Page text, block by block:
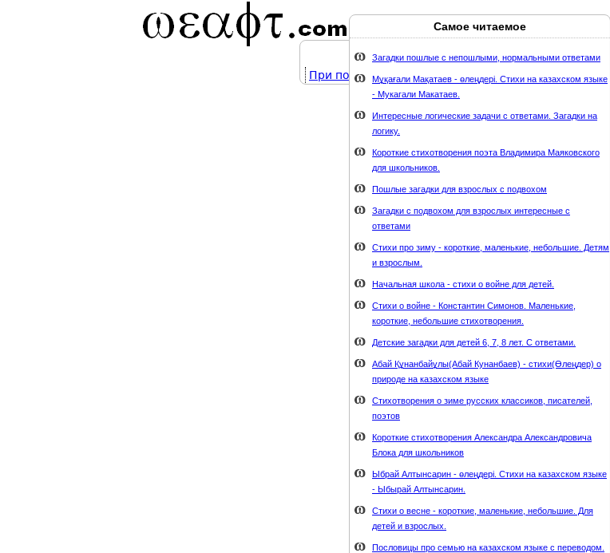
Самое читаемое
Загадки пошлые с непошлыми, нормальными ответами
Мұқағали Мақатаев - өлеңдері. Стихи на казахском языке
- Мукагали Макатаев.
Интересные логические задачи с ответами. Загадки на
логику.
Короткие стихотворения поэта Владимира Маяковского
для школьников.
Пошлые загадки для взрослых с подвохом
Загадки с подвохом для взрослых интересные с
ответами
Стихи про зиму - короткие, маленькие, небольшие. Детям
и взрослым.
Начальная школа - стихи о войне для детей.
Стихи о войне - Константин Симонов. Маленькие,
короткие, небольшие стихотворения.
Детские загадки для детей 6, 7, 8 лет. С ответами.
Абай Құнанбайұлы(Абай Кунанбаев) - стихи(Өлеңдер) о
природе на казахском языке
Стихотворения о зиме русских классиков, писателей,
поэтов
Короткие стихотворения Александра Александровича
Блока для школьников
Ыбрай Алтынсарин - өлеңдері. Стихи на казахском языке
- Ыбырай Алтынсарин.
Стихи о весне - короткие, маленькие, небольшие. Для
детей и взрослых.
Пословицы про семью на казахском языке с переводом.
При поддержке стихи-классиков.ru